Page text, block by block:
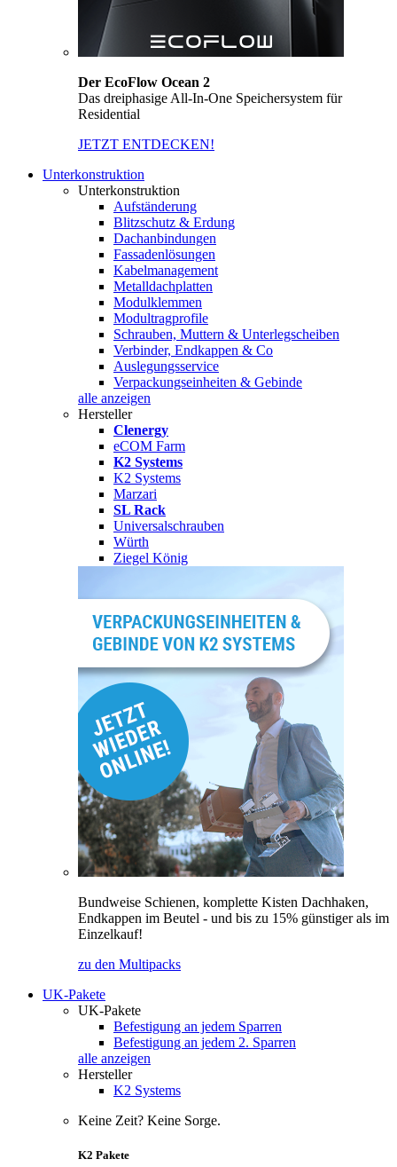
Der EcoFlow Ocean 2
Das dreiphasige All-In-One Speichersystem für
Residential
JETZT ENTDECKEN!
Unterkonstruktion
Unterkonstruktion
Aufständerung
Blitzschutz & Erdung
Dachanbindungen
Fassadenlösungen
Kabelmanagement
Metalldachplatten
Modulklemmen
Modultragprofile
Schrauben, Muttern & Unterlegscheiben
Verbinder, Endkappen & Co
Auslegungsservice
Verpackungseinheiten & Gebinde
alle anzeigen
Hersteller
Clenergy
eCOM Farm
K2 Systems
K2 Systems
Marzari
SL Rack
Universalschrauben
Würth
Ziegel König
Bundweise Schienen, komplette Kisten Dachhaken,
Endkappen im Beutel - und bis zu 15% günstiger als im
Einzelkauf!
zu den Multipacks
UK-Pakete
UK-Pakete
Befestigung an jedem Sparren
Befestigung an jedem 2. Sparren
alle anzeigen
Hersteller
K2 Systems
Keine Zeit? Keine Sorge.
K2 Pakete